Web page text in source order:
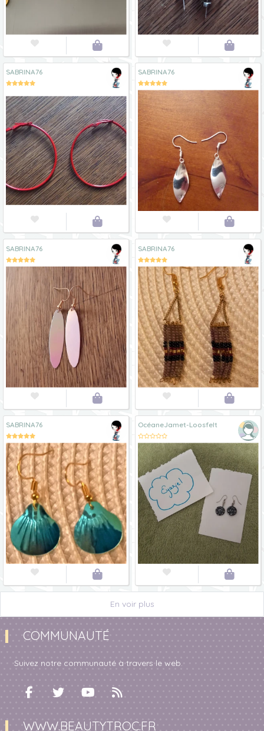
   
SABRINA76
 
SABRINA76
 
SABRINA76
 
SABRINA76
 
SABRINA76
 
OcéaneJamet-Loosfelt
 
En voir plus
COMMUNAUTÉ
Suivez notre communauté à travers le web.
WWW.BEAUTYTROC.FR